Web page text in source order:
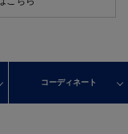
コーディネート